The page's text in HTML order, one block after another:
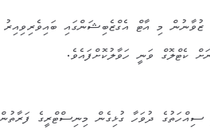
ޖުމްލަ 51 ޒުވާނުން މި އާޓް އެގްޒެބިޝަންގައި
ކެޓްލޮގް ވަނީ ހަވާލުކޮށްފައެވެ.
ދުވަހާ ގުޅިގެން މިނިސްޓްރީގެ